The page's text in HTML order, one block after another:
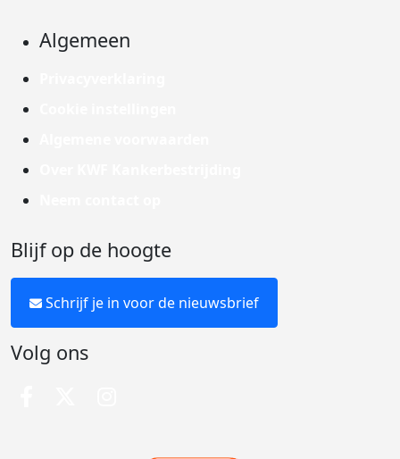
Algemeen
Blijf op de hoogte
Schrijf je in voor de nieuwsbrief
Volg ons